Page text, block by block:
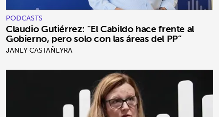
PODCASTS
Claudio Gutiérrez: “El Cabildo hace frente al
Gobierno, pero solo con las áreas del PP”
JANEY CASTAÑEYRA